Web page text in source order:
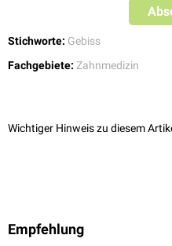
Stichworte: Gebiss
Fachgebiete: Zahnmedizin
Wichtiger Hinweis zu diesem
Empfehlung